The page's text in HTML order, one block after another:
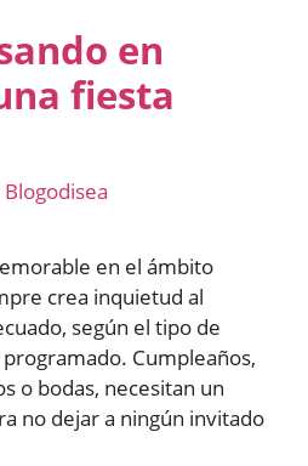
en
fiesta
Blogodisea
en el ámbito
crea inquietud al
según el tipo de
Cumpleaños,
o bodas, necesitan un
no dejar a ningún invitado